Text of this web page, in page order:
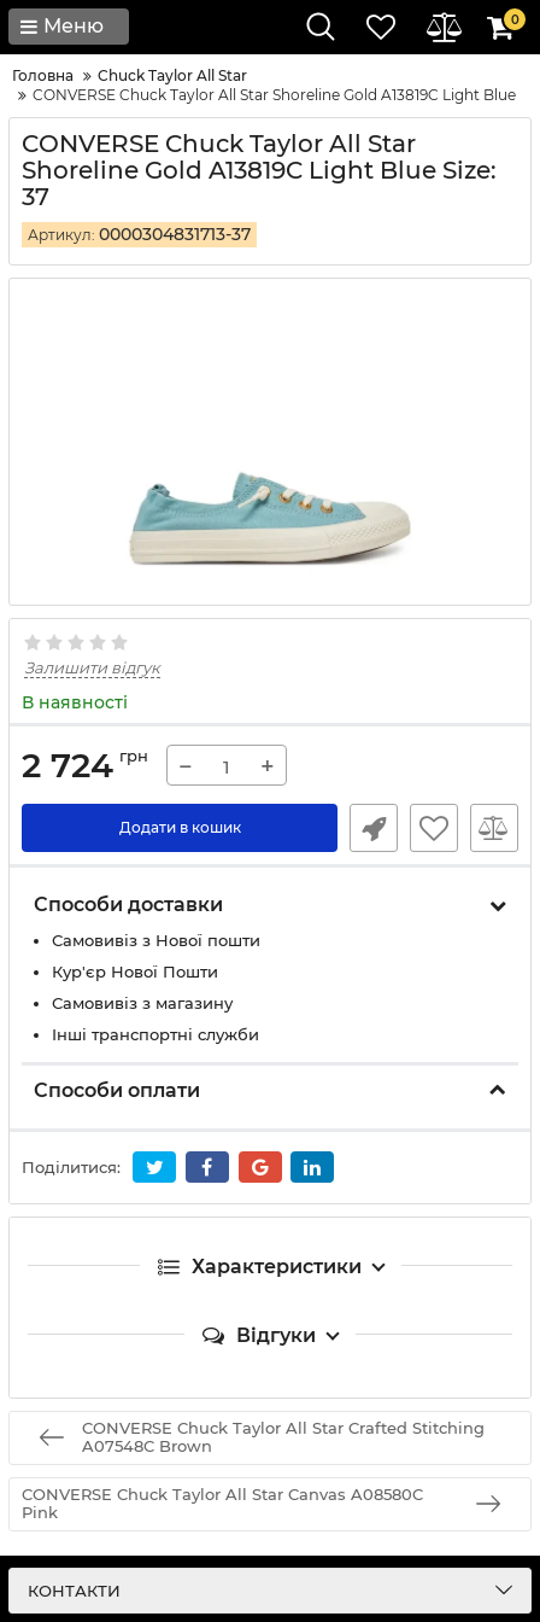
Меню 0
Головна
Chuck Taylor All Star
CONVERSE Chuck Taylor All Star Shoreline Gold A13819C Light Blue
CONVERSE Chuck Taylor All Star
Shoreline Gold A13819C Light Blue Size:
37
Артикул: 0000304831713-37
Залишити відгук
В наявності
2 724 грн − +
Додати в кошик
Способи доставки
Самовивіз з Нової пошти
Кур'єр Нової Пошти
Самовивіз з магазину
Інші транспортні служби
Способи оплати
Поділитися:
Характеристики
Відгуки
CONVERSE Chuck Taylor All Star Crafted Stitching
A07548C Brown
CONVERSE Chuck Taylor All Star Canvas A08580C
Pink
КОНТАКТИ